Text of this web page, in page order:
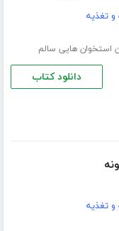
تغذیه
استخوان هایی سالم
دانلود کتاب
تغذیه